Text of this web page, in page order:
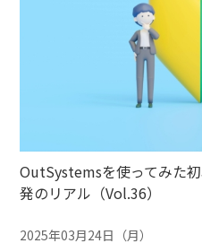
OutSystemsを使ってみた
発のリアル（Vol.36）
2025年03月24日（月）